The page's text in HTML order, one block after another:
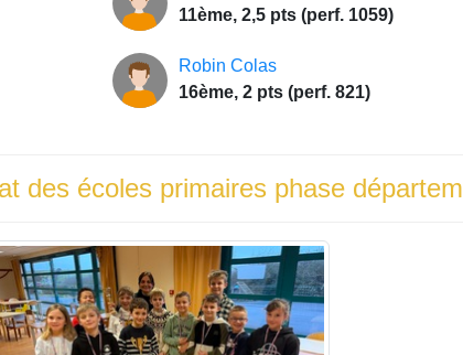
11ème, 2,5 pts (perf. 1059)
Robin Colas
16ème, 2 pts (perf. 821)
des écoles primaires phase